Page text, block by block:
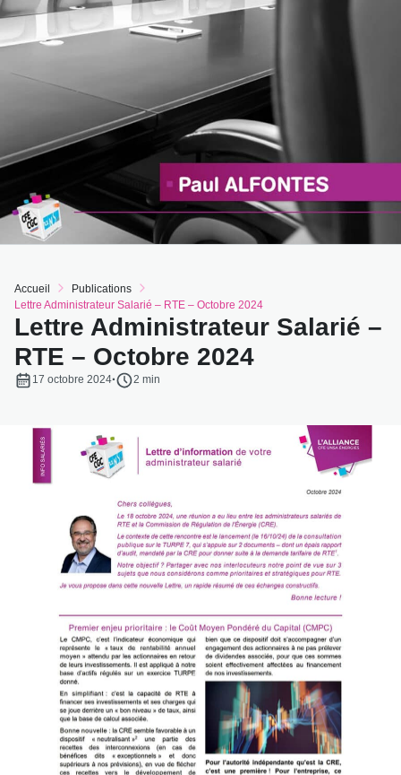
Accueil
Publications
Lettre Administrateur Salarié – RTE – Octobre 2024
Lettre Administrateur Salarié –
RTE – Octobre 2024
17 octobre 2024· Temps de lecture :
2 min